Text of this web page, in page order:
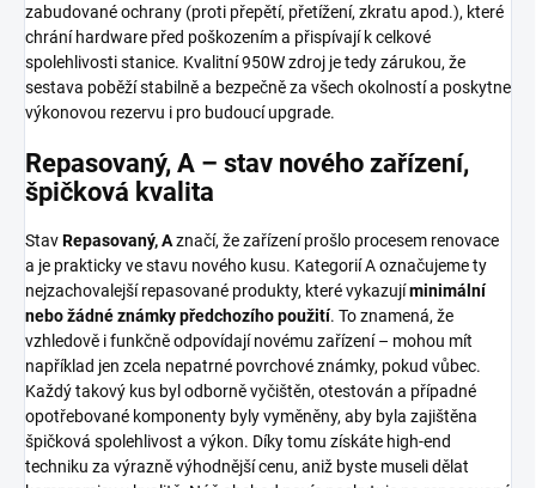
zabudované ochrany (proti přepětí, přetížení, zkratu apod.), které
chrání hardware před poškozením a přispívají k celkové
spolehlivosti stanice. Kvalitní 950W zdroj je tedy zárukou, že
sestava poběží stabilně a bezpečně za všech okolností a poskytne
výkonovou rezervu i pro budoucí upgrade.
Repasovaný, A – stav nového zařízení,
špičková kvalita
StavRepasovaný, Aznačí, že zařízení prošlo procesem renovace
a je prakticky ve stavu nového kusu. Kategorií A označujeme ty
nejzachovalejší repasované produkty, které vykazujíminimální
nebo žádné známky předchozího použití. To znamená, že
vzhledově i funkčně odpovídají novému zařízení – mohou mít
například jen zcela nepatrné povrchové známky, pokud vůbec.
Každý takový kus byl odborně vyčištěn, otestován a případné
opotřebované komponenty byly vyměněny, aby byla zajištěna
špičková spolehlivost a výkon. Díky tomu získáte high-end
techniku za výrazně výhodnější cenu, aniž byste museli dělat